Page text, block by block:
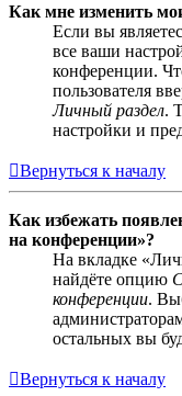
Как мне изменить
Если вы
все ваши
конференции.
пользователя
Личный раздел.
настройки и
Вернуться к началу
Как избежать
на конференции»?
На вкладке
найдёте опцию
конференции.
остальных вы
Вернуться к началу